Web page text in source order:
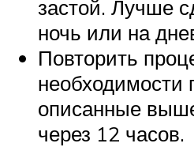
застой. Лучше
ночь или на
Повторить
необходимости
описанные
через 12 часов.